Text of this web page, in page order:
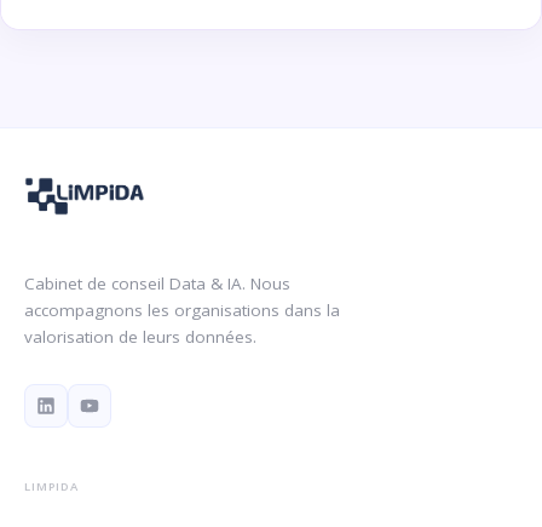
Cabinet de conseil Data & IA. Nous
accompagnons les organisations dans la
valorisation de leurs données.
LIMPIDA